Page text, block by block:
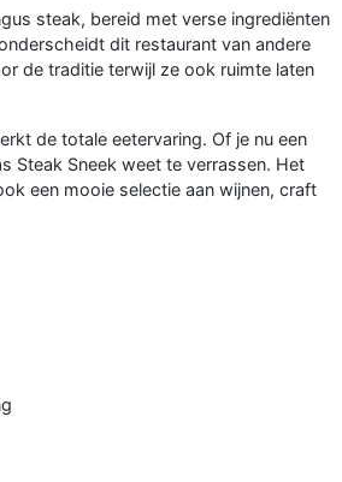
steak, bereid met verse ingrediënten
dit restaurant van andere
de traditie terwijl ze ook ruimte laten
de totale eetervaring. Of je nu een
Steak Sneek weet te verrassen. Het
een mooie selectie aan wijnen, craft